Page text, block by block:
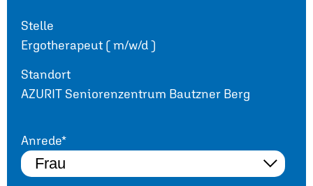
Stelle
Ergotherapeut ( m/w/d )
Standort
AZURIT Seniorenzentrum Bautzner Berg
Anrede*